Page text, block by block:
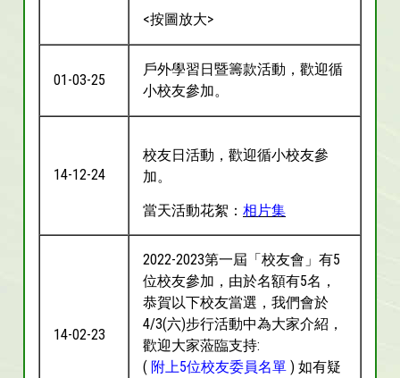
<按圖放大>
01-03-25
戶外學習日暨籌款活動，歡迎循
小校友參加。
14-12-24
校友日活動，歡迎循小校友參
加。
當天活動花絮： 相片集
14-02-23
2022-2023第一屆「校友會」有5
位校友參加，由於名額有5名，
恭賀以下校友當選，我們會於
4/3(六)步行活動中為大家介紹，
歡迎大家蒞臨支持:
( 附上5位校友委員名單 ) 如有疑